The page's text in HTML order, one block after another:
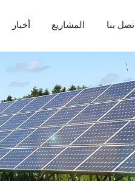
أخبار المشاريع اتصل بنا